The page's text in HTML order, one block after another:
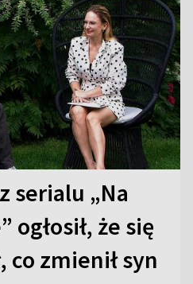
serialu „Na
ogłosił, że się
co zmienił syn